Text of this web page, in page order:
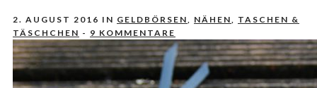
2. AUGUST 2016 IN GELDBÖRSEN, NÄHEN, TASCHEN &
TÄSCHCHEN - 9 KOMMENTARE